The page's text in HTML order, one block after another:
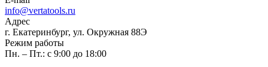
info@vertatools.ru
Адрес
г. Екатеринбург, ул. Окружная 88Э
Режим работы
Пн. – Пт.: с 9:00 до 18:00